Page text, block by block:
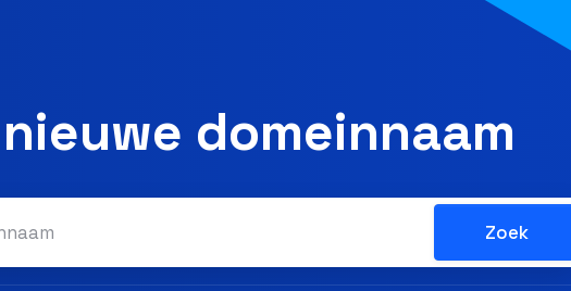
domeinnaam
Zoek